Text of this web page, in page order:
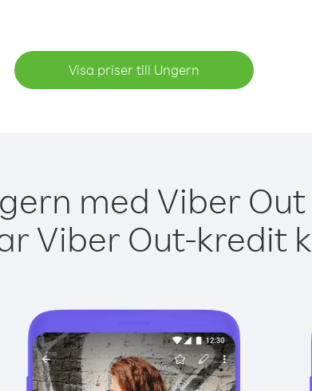
Visa priser till Ungern
med Viber
Viber Out-kredit